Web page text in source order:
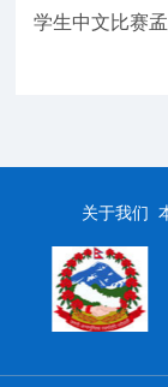
学生中文比赛
关于我们